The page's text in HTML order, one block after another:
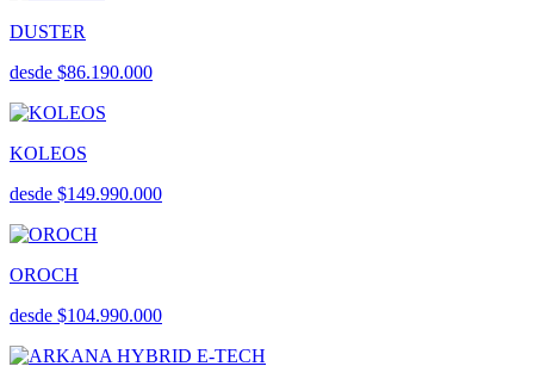
DUSTER
desde $86.190.000
KOLEOS
desde $149.990.000
OROCH
desde $104.990.000